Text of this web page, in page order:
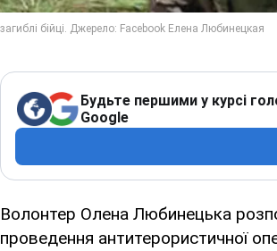
Будьте першими у курсі
Google
Волонтер Олена Любинецька
проведення антитерористичної